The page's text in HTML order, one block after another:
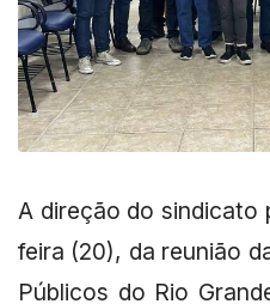
A direção do
feira (20), da reunião
Públicos do Rio